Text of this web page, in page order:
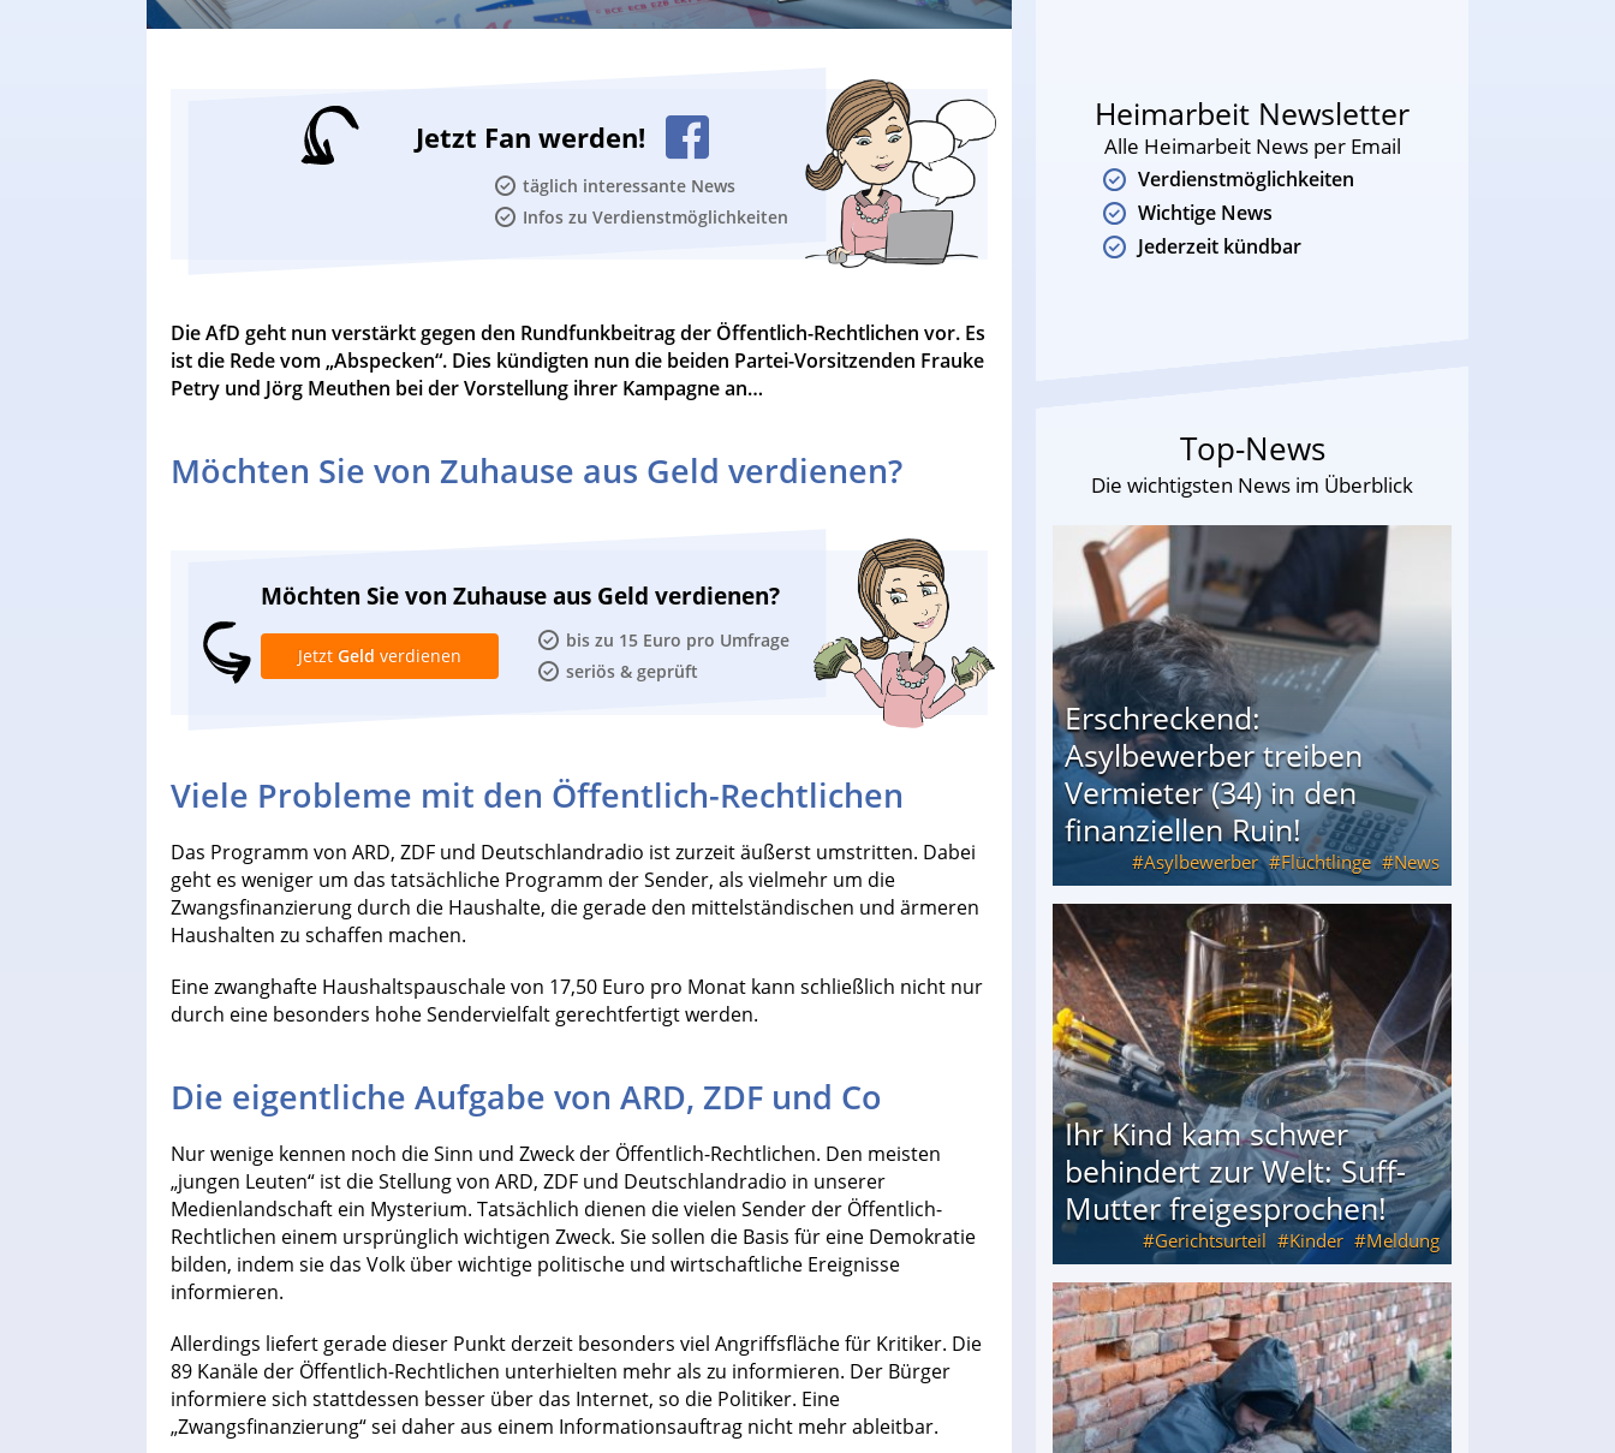
Jetzt Fan werden!
täglich interessante News
Infos zu Verdienstmöglichkeiten
Die AfD geht nun verstärkt gegen den Rundfunkbeitrag der Öffentlich-Rechtlichen vor. Es
ist die Rede vom „Abspecken“. Dies kündigten nun die beiden Partei-Vorsitzenden Frauke
Petry und Jörg Meuthen bei der Vorstellung ihrer Kampagne an…
Möchten Sie von Zuhause aus Geld verdienen?
Möchten Sie von Zuhause aus Geld verdienen?
bis zu 15 Euro pro Umfrage
seriös & geprüft
Jetzt Geld verdienen
Viele Probleme mit den Öffentlich-Rechtlichen
Das Programm von ARD, ZDF und Deutschlandradio ist zurzeit äußerst umstritten. Dabei
geht es weniger um das tatsächliche Programm der Sender, als vielmehr um die
Zwangsfinanzierung durch die Haushalte, die gerade den mittelständischen und ärmeren
Haushalten zu schaffen machen.
Eine zwanghafte Haushaltspauschale von 17,50 Euro pro Monat kann schließlich nicht nur
durch eine besonders hohe Sendervielfalt gerechtfertigt werden.
Die eigentliche Aufgabe von ARD, ZDF und Co
Nur wenige kennen noch die Sinn und Zweck der Öffentlich-Rechtlichen. Den meisten
„jungen Leuten“ ist die Stellung von ARD, ZDF und Deutschlandradio in unserer
Medienlandschaft ein Mysterium. Tatsächlich dienen die vielen Sender der Öffentlich-
Rechtlichen einem ursprünglich wichtigen Zweck. Sie sollen die Basis für eine Demokratie
bilden, indem sie das Volk über wichtige politische und wirtschaftliche Ereignisse
informieren.
Allerdings liefert gerade dieser Punkt derzeit besonders viel Angriffsfläche für Kritiker. Die
89 Kanäle der Öffentlich-Rechtlichen unterhielten mehr als zu informieren. Der Bürger
informiere sich stattdessen besser über das Internet, so die Politiker. Eine
„Zwangsfinanzierung“ sei daher aus einem Informationsauftrag nicht mehr ableitbar.
Heimarbeit Newsletter
Alle Heimarbeit News per Email
Verdienstmöglichkeiten
Wichtige News
Jederzeit kündbar
Top-News
Die wichtigsten News im Überblick
Erschreckend:
Asylbewerber treiben
Vermieter (34) in den
finanziellen Ruin!
Asylbewerber Flüchtlinge News
Erschreckend: Asylbewerber treiben Vermieter (34) in den finanziellen Ruin!
Ihr Kind kam schwer
behindert zur Welt: Suff-
Mutter freigesprochen!
Gerichtsurteil Kinder Meldung
Ihr Kind kam schwer behindert zur Welt: Suff-Mutter freigesprochen!